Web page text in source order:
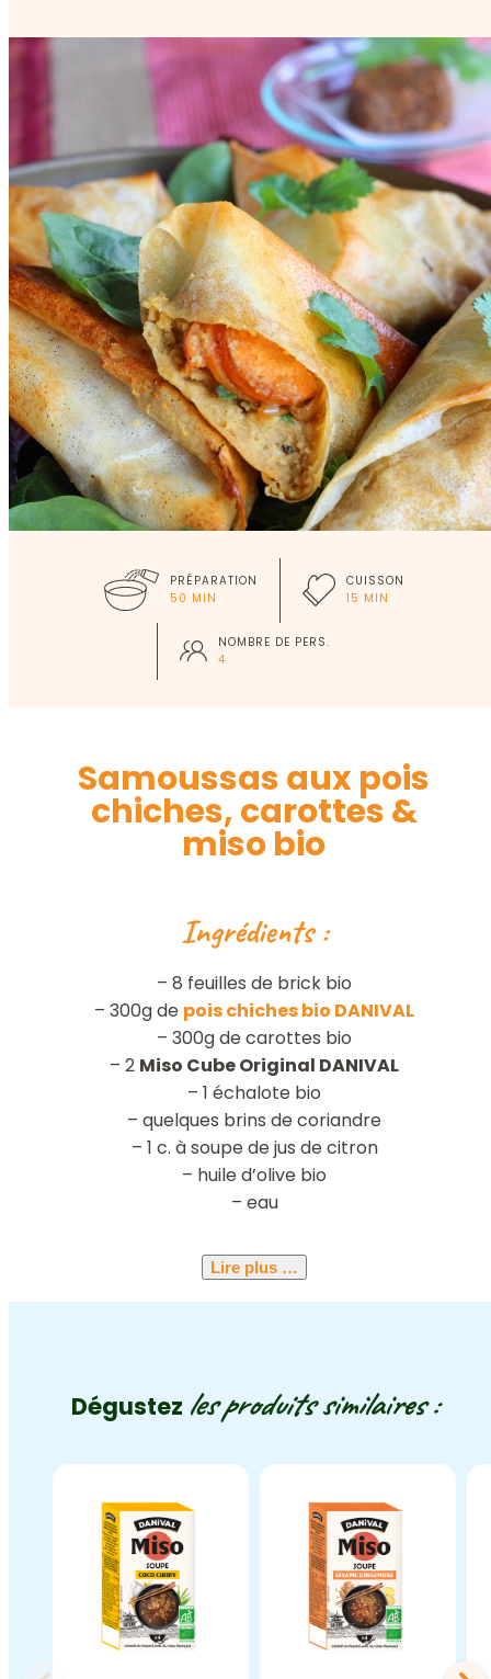
Samoussas aux pois
chiches, carottes &
miso bio
PRÉPARATION
50 MIN
CUISSON
15 MIN
NOMBRE DE PERS.
4
Ingrédients :
– 8 feuilles de brick bio
– 300g de pois chiches bio DANIVAL
– 300g de carottes bio
– 2 Miso Cube Original DANIVAL
– 1 échalote bio
– quelques brins de coriandre
– 1 c. à soupe de jus de citron
– huile d’olive bio
– eau
Lire plus …
Dégustez les produits similaires :